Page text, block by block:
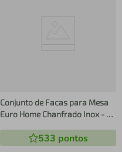
Conjunto de Facas para Mesa
Euro Home Chanfrado Inox - 3
533 pontos